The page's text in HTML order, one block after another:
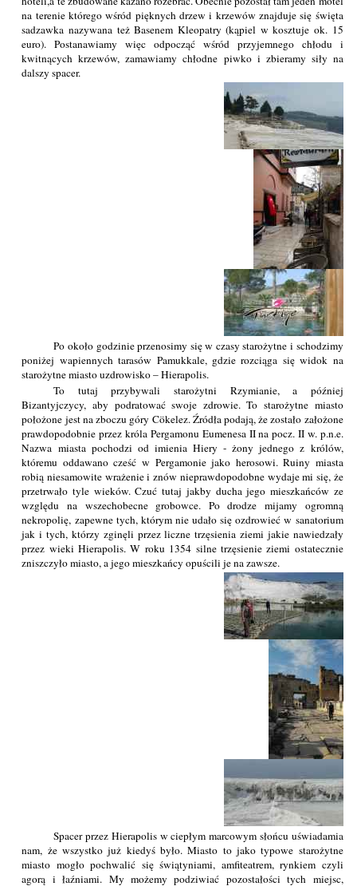
na terenie którego wśród pięknych drzew i krzewów znajduje się święta
sadzawka nazywana też Basenem Kleopatry (kąpiel w kosztuje ok. 15
euro). Postanawiamy więc odpocząć wśród przyjemnego chłodu i
kwitnących krzewów, zamawiamy chłodne piwko i zbieramy siły na
dalszy spacer.
Po około godzinie przenosimy się w czasy starożytne i schodzimy
poniżej wapiennych tarasów Pamukkale, gdzie rozciąga się widok na
starożytne miasto uzdrowisko – Hierapolis.
To tutaj przybywali starożytni Rzymianie, a później
Bizantyjczycy, aby podratować swoje zdrowie. To starożytne miasto
położone jest na zboczu góry Cökelez. Źródła podają, że zostało założone
prawdopodobnie przez króla Pergamonu Eumenesa II na pocz. II w. p.n.e.
Nazwa miasta pochodzi od imienia Hiery - żony jednego z królów,
któremu oddawano cześć w Pergamonie jako herosowi. Ruiny miasta
robią niesamowite wrażenie i znów nieprawdopodobne wydaje mi się, że
przetrwało tyle wieków. Czuć tutaj jakby ducha jego mieszkańców ze
względu na wszechobecne grobowce. Po drodze mijamy ogromną
nekropolię, zapewne tych, którym nie udało się ozdrowieć w sanatorium
jak i tych, którzy zginęli przez liczne trzęsienia ziemi jakie nawiedzały
przez wieki Hierapolis. W roku 1354 silne trzęsienie ziemi ostatecznie
zniszczyło miasto, a jego mieszkańcy opuścili je na zawsze.
Spacer przez Hierapolis w ciepłym marcowym słońcu uświadamia
nam, że wszystko już kiedyś było. Miasto to jako typowe starożytne
miasto mogło pochwalić się świątyniami, amfiteatrem, rynkiem czyli
agorą i łaźniami. My możemy podziwiać pozostałości tych miejsc,